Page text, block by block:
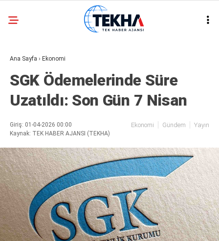
21.8
ASAYIŞ
GÜNDEM
EKONOMI
POLITIKA
SIYASET
DÜNYA
METEOROLOJI
SPOR
Ana Sayfa › Ekonomi
SGK Ödemelerinde Süre
Uzatıldı: Son Gün 7 Nisan
Giriş: 01-04-2026 00:00
Kaynak: TEK HABER AJANSI (TEKHA)
Ekonomi Gündem Yayın